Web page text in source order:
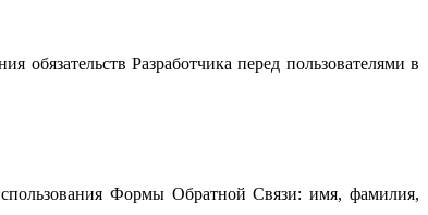
Разработчика перед пользователями в
Формы Обратной Связи: имя, фамилия,